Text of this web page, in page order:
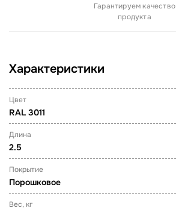
Гарантируем качество
продукта
Характеристики
Цвет
RAL 3011
Длина
2.5
Покрытие
Порошковое
Вес, кг